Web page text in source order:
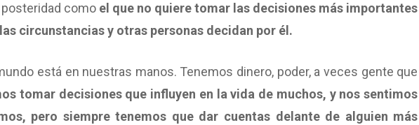
como el que no quiere tomar las decisiones más importantes
circunstancias y otras personas decidan por él.
está en nuestras manos. Tenemos dinero, poder, a veces gente que
tomar decisiones que influyen en la vida de muchos, y nos sentimos
pero siempre tenemos que dar cuentas delante de alguien más